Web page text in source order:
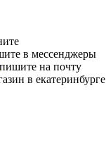
в мессенджеры
пишите на почту
в екатеринбурге